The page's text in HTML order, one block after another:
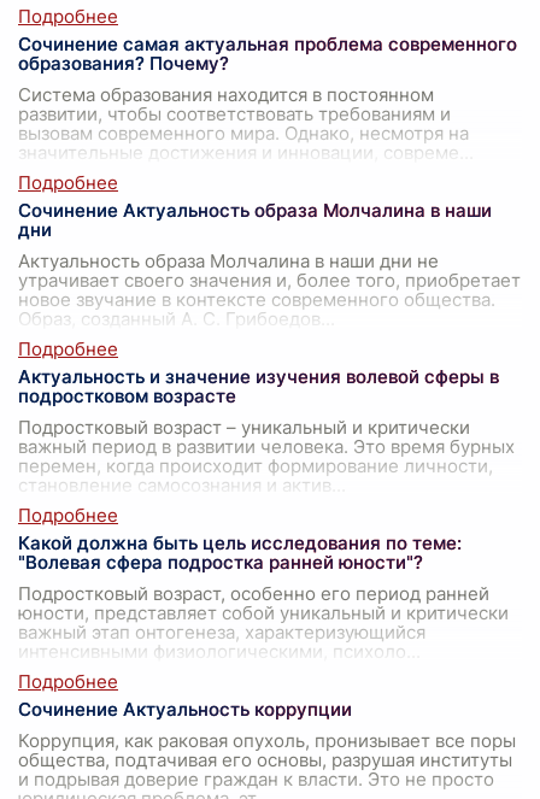
Сочинение самая актуальная проблема современного
образования? Почему?
Система образования находится в постоянном
развитии, чтобы соответствовать требованиям и
вызовам современного мира. Однако, несмотря на
значительные достижения и инновации, совреме
Сочинение Актуальность образа Молчалина в наши
дни
Актуальность образа Молчалина в наши дни не
утрачивает своего значения и, более того, приобретает
новое звучание в контексте современного общества.
Образ, созданный А. С. Грибоедов
Актуальность и значение изучения волевой сферы в
подростковом возрасте
Подростковый возраст – уникальный и критически
важный период в развитии человека. Это время бурных
перемен, когда происходит формирование личности,
становление самосознания и актив
Какой должна быть цель исследования по теме:
"Волевая сфера подростка ранней юности"?
Подростковый возраст, особенно его период ранней
юности, представляет собой уникальный и критически
важный этап онтогенеза, характеризующийся
интенсивными физиологическими, психоло
Сочинение Актуальность коррупции
Коррупция, как раковая опухоль, пронизывает все поры
общества, подтачивая его основы, разрушая институты
и подрывая доверие граждан к власти. Это не просто